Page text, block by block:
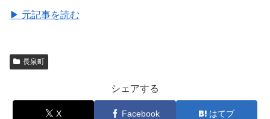
▶ 元記事を読む
長泉町
シェアする
X Facebook はてブ